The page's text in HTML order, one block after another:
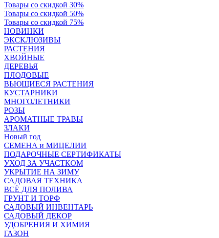
Товары со скидкой 30%
Товары со скидкой 50%
Товары со скидкой 75%
НОВИНКИ
ЭКСКЛЮЗИВЫ
РАСТЕНИЯ
ХВОЙНЫЕ
ДЕРЕВЬЯ
ПЛОДОВЫЕ
ВЬЮЩИЕСЯ РАСТЕНИЯ
КУСТАРНИКИ
МНОГОЛЕТНИКИ
РОЗЫ
АРОМАТНЫЕ ТРАВЫ
ЗЛАКИ
Новый год
СЕМЕНА и МИЦЕЛИИ
ПОДАРОЧНЫЕ СЕРТИФИКАТЫ
УХОД ЗА УЧАСТКОМ
УКРЫТИЕ НА ЗИМУ
САДОВАЯ ТЕХНИКА
ВСЁ ДЛЯ ПОЛИВА
ГРУНТ И ТОРФ
САДОВЫЙ ИНВЕНТАРЬ
САДОВЫЙ ДЕКОР
УДОБРЕНИЯ И ХИМИЯ
ГАЗОН